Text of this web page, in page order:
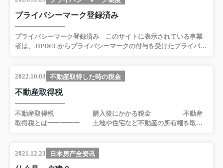
プライバシーマーク登録済み
プライバシーマーク登録済み このサイトに表示されている事業
者は、JIPDECからプライバシーマークの付与を受けたプライバシ
付与の有効期間2023年12月19 日〜2025年12月18日 ■ プライバシ
ーマーク付与適格性について審査を行ったプライバシーマーク指
定審査機関一般社団法人日本情報システム・ユーザー協会 自社
のWebサイトにPマークのロゴを掲載することで、サイトの訪問者
に対して個人情報を適切に保護していることをアピールするこ...
2022.10.03 不動産取得した時の税金
不動産取得税
不動産取得税 購入後にかかる税金 不動産
取得税とは一一一一一 土地や住宅など不動産の所有権を取得
すが、 それは現実に所有権を取得することで、登記が行われたか
否かには関係がありません。 また、その取得の原因が売買、 交
2021.12.23 日本房产全资讯